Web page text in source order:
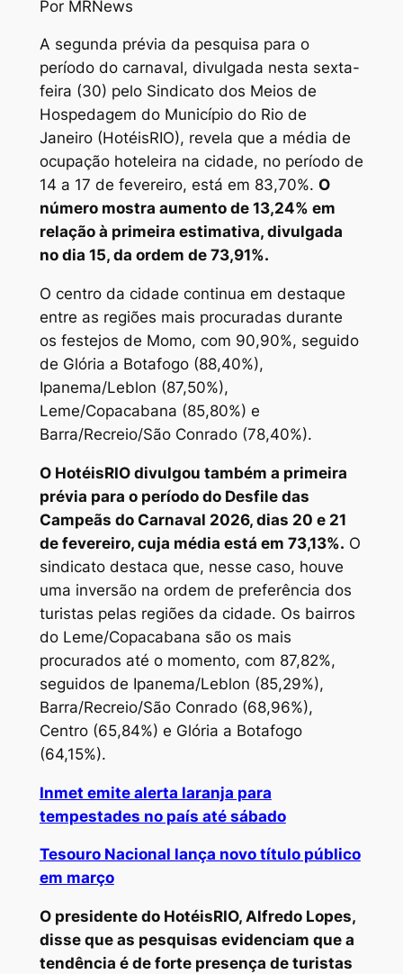
Por MRNews
A segunda prévia da pesquisa para o
período do carnaval, divulgada nesta sexta-
feira (30) pelo Sindicato dos Meios de
Hospedagem do Município do Rio de
Janeiro (HotéisRIO), revela que a média de
ocupação hoteleira na cidade, no período de
14 a 17 de fevereiro, está em 83,70%. O
número mostra aumento de 13,24% em
relação à primeira estimativa, divulgada
no dia 15, da ordem de 73,91%.
O centro da cidade continua em destaque
entre as regiões mais procuradas durante
os festejos de Momo, com 90,90%, seguido
de Glória a Botafogo (88,40%),
Ipanema/Leblon (87,50%),
Leme/Copacabana (85,80%) e
Barra/Recreio/São Conrado (78,40%).
O HotéisRIO divulgou também a primeira
prévia para o período do Desfile das
Campeãs do Carnaval 2026, dias 20 e 21
de fevereiro, cuja média está em 73,13%. O
sindicato destaca que, nesse caso, houve
uma inversão na ordem de preferência dos
turistas pelas regiões da cidade. Os bairros
do Leme/Copacabana são os mais
procurados até o momento, com 87,82%,
seguidos de Ipanema/Leblon (85,29%),
Barra/Recreio/São Conrado (68,96%),
Centro (65,84%) e Glória a Botafogo
(64,15%).
Inmet emite alerta laranja para
tempestades no país até sábado
Tesouro Nacional lança novo título público
em março
O presidente do HotéisRIO, Alfredo Lopes,
disse que as pesquisas evidenciam que a
tendência é de forte presença de turistas